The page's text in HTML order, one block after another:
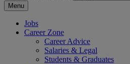
Menu
Jobs
Career Zone
Career Advice
Salaries & Legal
Students & Graduates